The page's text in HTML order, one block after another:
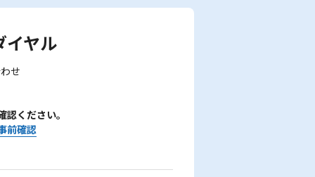
イヤル
せ
ください。
前確認